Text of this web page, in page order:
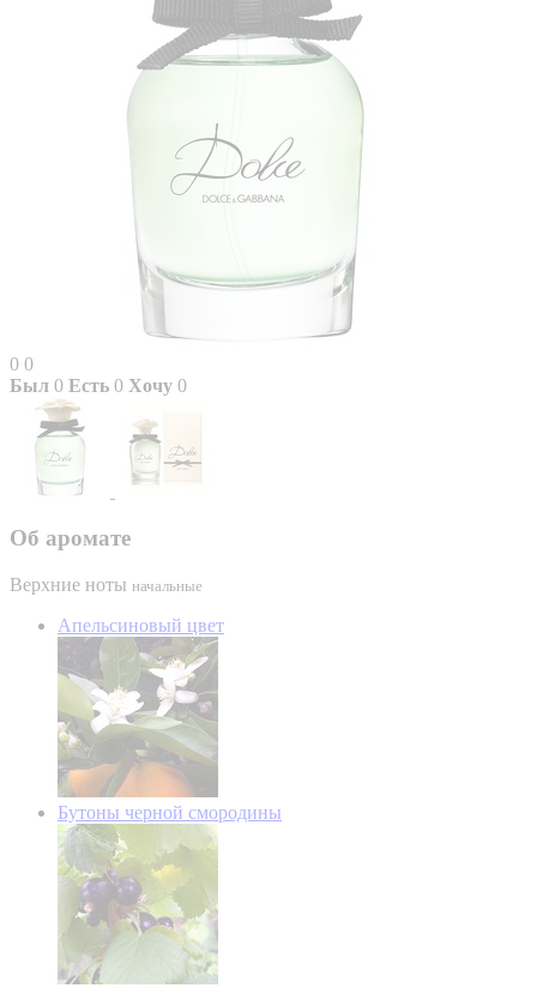
0 0
Был 0 Есть 0 Хочу 0
Об аромате
Верхние ноты начальные
Апельсиновый цвет
Бутоны черной смородины